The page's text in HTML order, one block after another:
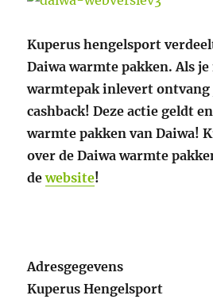
Kuperus hengelsport
Daiwa warmte pakken. Als je
warmtepak inlevert ontvang
cashback! Deze actie geldt
warmte pakken van Daiwa!
over de Daiwa warmte
dewebsite!
Adresgegevens
Kuperus Hengelsport